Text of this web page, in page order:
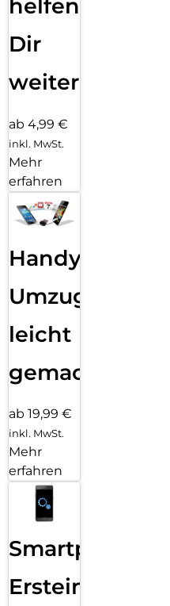
helfen
Dir
weiter
ab 4,99 €
inkl. MwSt.
Mehr
erfahren
Handy
Umzug
leicht
gemacht!
ab 19,99 €
inkl. MwSt.
Mehr
erfahren
Smartphone
Ersteinrichtung